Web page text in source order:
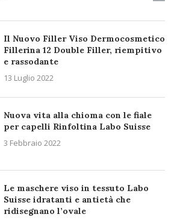
Il Nuovo Filler Viso Dermocosmetico
Fillerina 12 Double Filler, riempitivo
e rassodante
13 Luglio 2022
Nuova vita alla chioma con le fiale
per capelli Rinfoltina Labo Suisse
3 Febbraio 2022
Le maschere viso in tessuto Labo
Suisse idratanti e antietà che
ridisegnano l’ovale